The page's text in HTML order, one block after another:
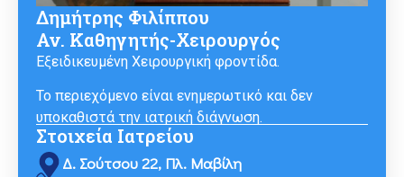
Δημήτρης Φιλίππου
Αν. Καθηγητής-Χειρουργός
Εξειδικευμένη Χειρουργική φροντίδα.
Το περιεχόμενο είναι ενημερωτικό και δεν
υποκαθιστά την ιατρική διάγνωση.
Στοιχεία Ιατρείου
Δ. Σούτσου 22, Πλ. Μαβίλη